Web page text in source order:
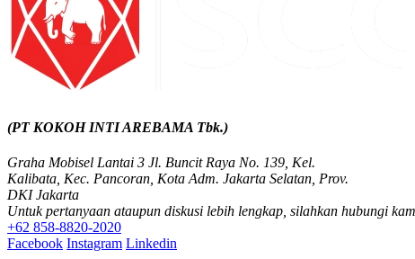
(PT KOKOH INTI AREBAMA Tbk.)
Graha Mobisel Lantai 3 Jl. Buncit Raya No. 139, Kel.
Kalibata, Kec. Pancoran, Kota Adm. Jakarta Selatan, Prov.
DKI Jakarta
Untuk pertanyaan ataupun diskusi lebih lengkap, silahkan hubungi
+62 858-8820-2020
Facebook Instagram Linkedin